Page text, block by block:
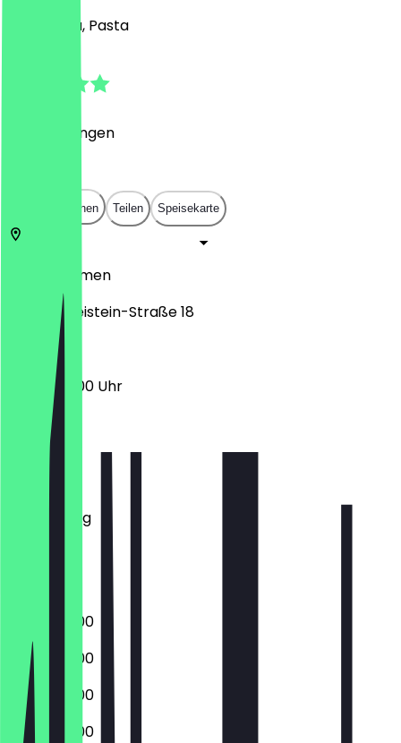
Café, Pizza, Pasta
Bewertungen
In App öffnen Teilen Speisekarte
Bremen
Georg-Gleistein-Straße 18
06:00 - 19:00 Uhr
Montag
Dienstag
Donnerstag
06:00 - 19:00
06:00 - 19:00
06:00 - 19:00
06:00 - 19:00